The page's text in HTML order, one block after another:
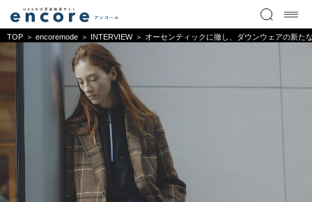
TOP encoremode INTERVIEW オーセンティックに徹し、ダウンウェアの新